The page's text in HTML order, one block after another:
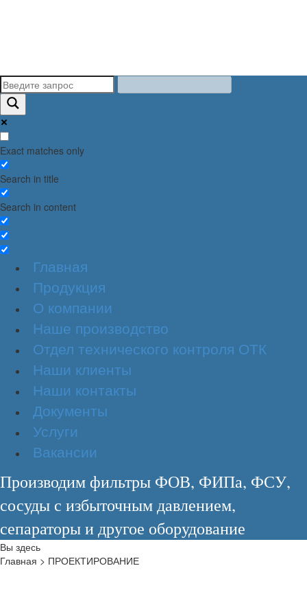
Exact matches only
Search in title
Search in content
Главная
Продукция
О компании
Наше производство
Отдел технического контроля ОТК
Наши клиенты
Наши контакты
Документы
Услуги
Вакансии
Производим фильтры ФОВ, ФИПа, ФСУ,
сосуды с избыточным давлением,
сепараторы и другое оборудование
Вы здесь
Главная > ПРОЕКТИРОВАНИЕ